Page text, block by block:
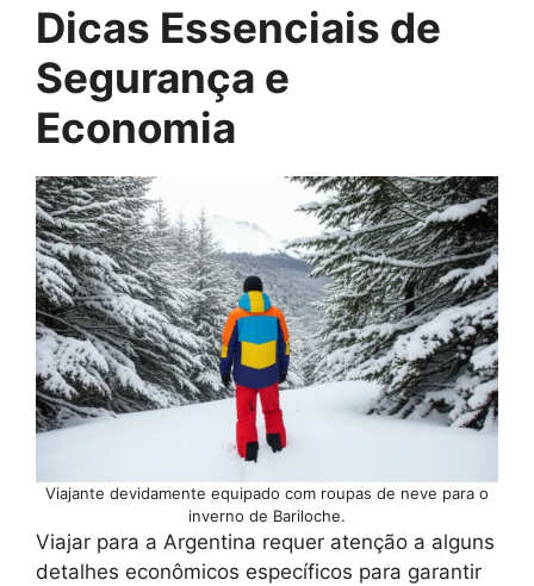
Dicas Essenciais de
Segurança e
Economia
Viajante devidamente equipado com roupas de neve para o
inverno de Bariloche.
Viajar para a Argentina requer atenção a alguns
detalhes econômicos específicos para garantir